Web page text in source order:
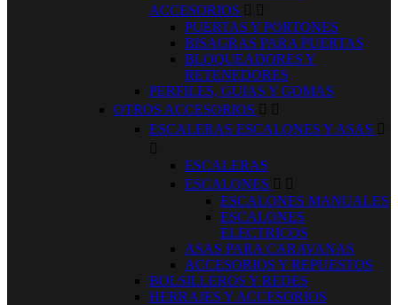
ACCESORIOS  
PUERTAS Y PORTONES
BISAGRAS PARA PUERTAS
BLOQUEADORES Y
RETENEDORES
PERFILES, GUIAS Y GOMAS
OTROS ACCESORIOS  
ESCALERAS ESCALONES Y ASAS 

ESCALERAS
ESCALONES  
ESCALONES MANUALES
ESCALONES
ELECTRICOS
ASAS PARA CARAVANAS
ACCESORIOS Y REPUESTOS
BOLSILLEROS Y REDES
HERRAJES Y ACCESORIOS